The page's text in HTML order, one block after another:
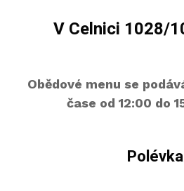
V Celnici 1028/
Obědové menu se
čase od 12:00 do